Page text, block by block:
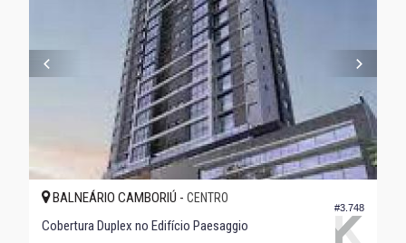
#3.748
BALNEÁRIO CAMBORIÚ - CENTRO
Cobertura Duplex no Edifício Paesaggio